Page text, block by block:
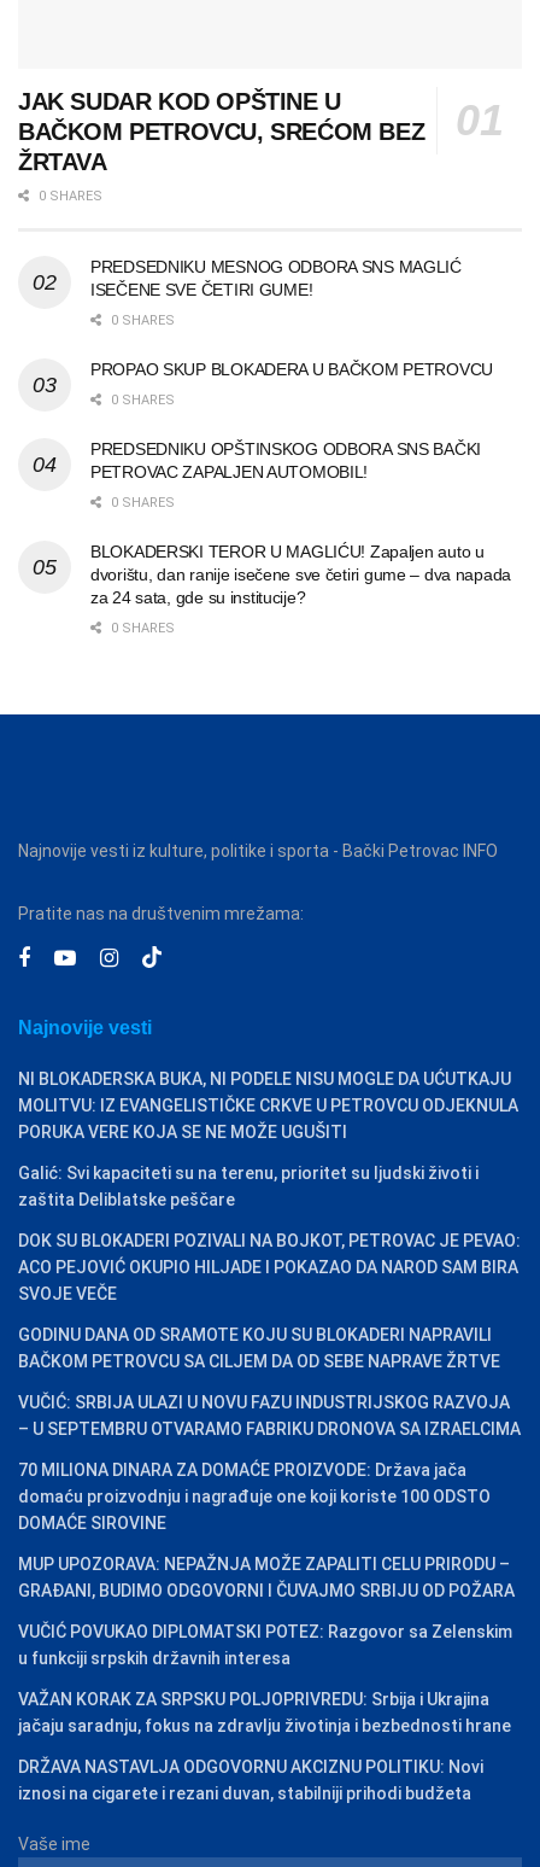
JAK SUDAR KOD OPŠTINE U
BAČKOM PETROVCU, SREĆOM BEZ
ŽRTAVA
0 SHARES
PREDSEDNIKU MESNOG ODBORA SNS MAGLIĆ
ISEČENE SVE ČETIRI GUME!
0 SHARES
PROPAO SKUP BLOKADERA U BAČKOM PETROVCU
0 SHARES
PREDSEDNIKU OPŠTINSKOG ODBORA SNS BAČKI
PETROVAC ZAPALJEN AUTOMOBIL!
0 SHARES
BLOKADERSKI TEROR U MAGLIĆU! Zapaljen auto u
dvorištu, dan ranije isečene sve četiri gume – dva napada
za 24 sata, gde su institucije?
0 SHARES
Najnovije vesti iz kulture, politike i sporta - Bački Petrovac INFO
Pratite nas na društvenim mrežama:
Najnovije vesti
NI BLOKADERSKA BUKA, NI PODELE NISU MOGLE DA UĆUTKAJU
MOLITVU: IZ EVANGELISTIČKE CRKVE U PETROVCU ODJEKNULA
PORUKA VERE KOJA SE NE MOŽE UGUŠITI
Galić: Svi kapaciteti su na terenu, prioritet su ljudski životi i
zaštita Deliblatske peščare
DOK SU BLOKADERI POZIVALI NA BOJKOT, PETROVAC JE PEVAO:
ACO PEJOVIĆ OKUPIO HILJADE I POKAZAO DA NAROD SAM BIRA
SVOJE VEČE
GODINU DANA OD SRAMOTE KOJU SU BLOKADERI NAPRAVILI
BAČKOM PETROVCU SA CILJEM DA OD SEBE NAPRAVE ŽRTVE
VUČIĆ: SRBIJA ULAZI U NOVU FAZU INDUSTRIJSKOG RAZVOJA
– U SEPTEMBRU OTVARAMO FABRIKU DRONOVA SA IZRAELCIMA
70 MILIONA DINARA ZA DOMAĆE PROIZVODE: Država jača
domaću proizvodnju i nagrađuje one koji koriste 100 ODSTO
DOMAĆE SIROVINE
MUP UPOZORAVA: NEPAŽNJA MOŽE ZAPALITI CELU PRIRODU –
GRAĐANI, BUDIMO ODGOVORNI I ČUVAJMO SRBIJU OD POŽARA
VUČIĆ POVUKAO DIPLOMATSKI POTEZ: Razgovor sa Zelenskim
u funkciji srpskih državnih interesa
VAŽAN KORAK ZA SRPSKU POLJOPRIVREDU: Srbija i Ukrajina
jačaju saradnju, fokus na zdravlju životinja i bezbednosti hrane
DRŽAVA NASTAVLJA ODGOVORNU AKCIZNU POLITIKU: Novi
iznosi na cigarete i rezani duvan, stabilniji prihodi budžeta
Vaše ime